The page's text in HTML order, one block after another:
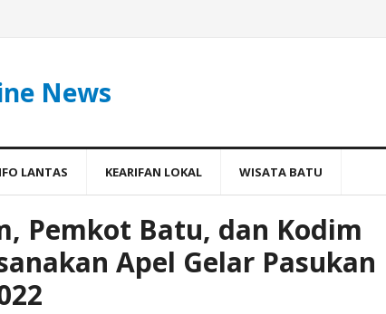
News
LANTAS KEARIFAN LOKAL WISATA BATU
Pemkot Batu, dan Kodim
Apel Gelar Pasukan